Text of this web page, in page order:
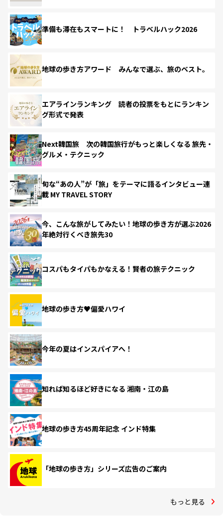
準備も滞在もスマートに！ トラベルハック2026
地球の歩き方アワード みんなで選ぶ、旅のベスト。
エアラインランキング 読者の投票をもとにランキン
グ形式で発表
Next韓国旅 次の韓国旅行がもっと楽しくなる 旅先・
グルメ・テクニック
旬な“あの人”が「旅」をテーマに語るインタビュー連
載 MY TRAVEL STORY
今、こんな旅がしてみたい！地球の歩き方が選ぶ2026
年絶対行くべき旅先30
コスパもタイパもかなえる！賢者の旅テクニック
地球の歩き方♥偏愛ハワイ
今年の夏はインスパイアへ！
知れば知るほど好きになる 湘南・江の島
地球の歩き方45周年記念 インド特集
「地球の歩き方」シリーズ広告のご案内
もっと見る